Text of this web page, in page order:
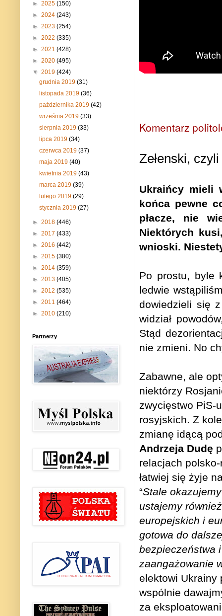
Komentarz
Zełenski,
Ukraińcy mieli
końca pewne
płacze, nie
Niektórych
wnioski.
Po prostu, byle
ledwie
dowiedzieli się
widział
Stąd
nie zmieni. No
Zabawne, ale
niektórzy
zwycięstwo PiS-
rosyjskich. Z
zmianę idącą
Andrzeja Dudę
relacjach
łatwiej się żyje
“Stale
ustajemy
europejskich i
gotowa do
bezpieczeństwa
zaangażowanie
elektowi Ukrainy
wspólnie
za
► 2025 (150)
► 2024 (243)
► 2023 (254)
► 2022 (335)
► 2021 (428)
► 2020 (495)
▼ 2019 (424)
grudnia 2019(31)
listopada 2019(36)
października 2019(42)
września 2019(33)
sierpnia 2019(33)
lipca 2019(34)
czerwca 2019(37)
maja 2019(40)
kwietnia 2019(43)
marca 2019(39)
lutego 2019(29)
stycznia 2019(27)
► 2018 (446)
► 2017 (433)
► 2016 (442)
► 2015 (380)
► 2014 (359)
► 2013 (405)
► 2012 (535)
► 2011 (464)
► 2010 (210)
Partnerzy